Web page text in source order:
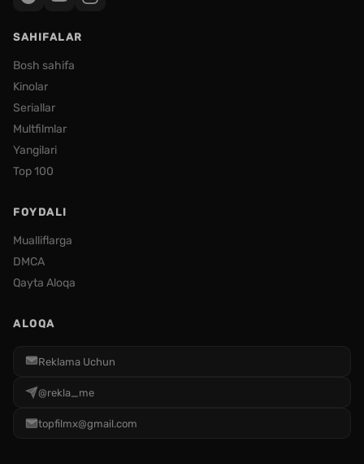
SAHIFALAR
Bosh sahifa
Kinolar
Seriallar
Multfilmlar
Yangilari
Top 100
FOYDALI
Mualliflarga
DMCA
Qayta Aloqa
ALOQA
Reklama Uchun
@rekla_me
topfilmx@gmail.com